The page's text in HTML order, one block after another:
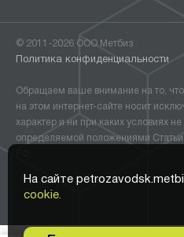
На сайте
cookie.
© 2011-2026 ООО Метбиз
Политика конфиденциальности
Обращаем ваше внимание на то,
на этом интернет-сайте носит
характер и ни при каких условиях
определяемой положениями Статьи